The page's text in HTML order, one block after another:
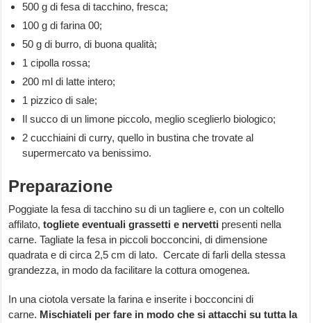
500 g di fesa di tacchino, fresca;
100 g di farina 00;
50 g di burro, di buona qualità;
1 cipolla rossa;
200 ml di latte intero;
1 pizzico di sale;
Il succo di un limone piccolo, meglio sceglierlo biologico;
2 cucchiaini di curry, quello in bustina che trovate al
supermercato va benissimo.
Preparazione
Poggiate la fesa di tacchino su di un tagliere e, con un coltello
affilato, togliete eventuali grassetti e nervetti presenti nella
carne. Tagliate la fesa in piccoli bocconcini, di dimensione
quadrata e di circa 2,5 cm di lato. Cercate di farli della stessa
grandezza, in modo da facilitare la cottura omogenea.
In una ciotola versate la farina e inserite i bocconcini di
carne. Mischiateli per fare in modo che si attacchi su tutta la